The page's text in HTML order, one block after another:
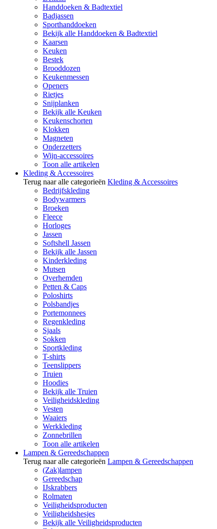
Handdoeken & Badtextiel
Badjassen
Sporthanddoeken
Bekijk alle Handdoeken & Badtextiel
Kaarsen
Keuken
Bestek
Brooddozen
Keukenmessen
Openers
Rietjes
Snijplanken
Bekijk alle Keuken
Keukenschorten
Klokken
Magneten
Onderzetters
Wijn-accessoires
Toon alle artikelen
Kleding & Accessoires
Terug naar alle categorieën Kleding & Accessoires
Bedrijfskleding
Bodywarmers
Broeken
Fleece
Horloges
Jassen
Softshell Jassen
Bekijk alle Jassen
Kinderkleding
Mutsen
Overhemden
Petten & Caps
Poloshirts
Polsbandjes
Portemonnees
Regenkleding
Sjaals
Sokken
Sportkleding
T-shirts
Teenslippers
Truien
Hoodies
Bekijk alle Truien
Veiligheidskleding
Vesten
Waaiers
Werkkleding
Zonnebrillen
Toon alle artikelen
Lampen & Gereedschappen
Terug naar alle categorieën Lampen & Gereedschappen
(Zak)lampen
Gereedschap
IJskrabbers
Rolmaten
Veiligheidsproducten
Veiligheidshesjes
Bekijk alle Veiligheidsproducten